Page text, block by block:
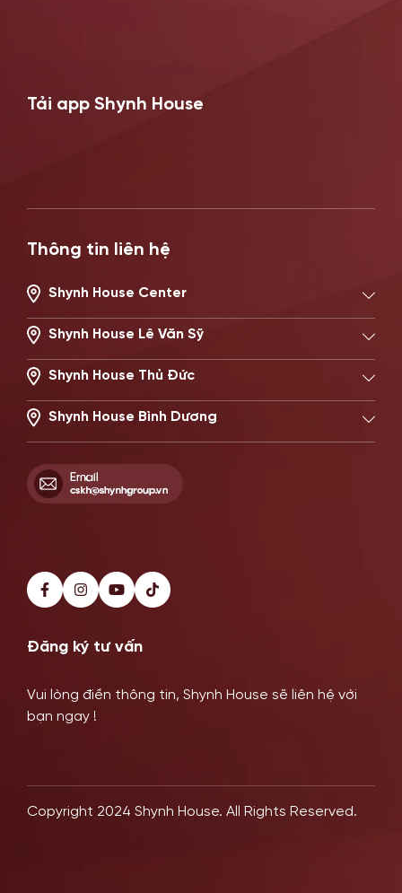
Tải app Shynh House
Thông tin liên hệ
Shynh House Center
Shynh House Lê Văn Sỹ
Shynh House Thủ Đức
Shynh House Bình Dương
Đăng ký tư vấn
Vui lòng điền thông tin, Shynh House sẽ liên hệ với
bạn ngay !
Copyright 2024 Shynh House. All Rights Reserved.